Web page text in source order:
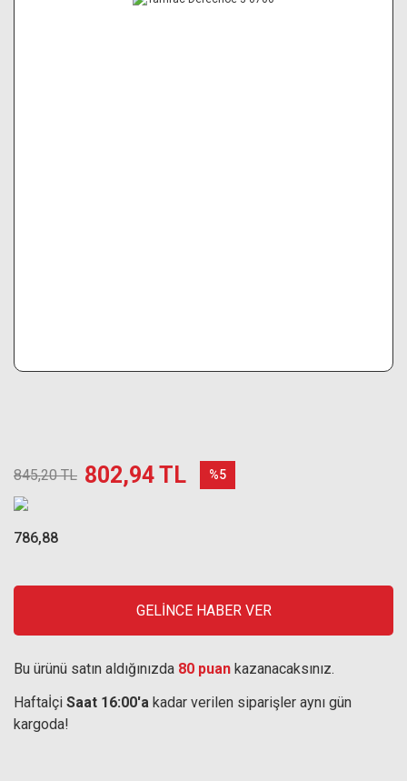
845,20 TL 802,94 TL %5
786,88
GELİNCE HABER VER
Bu ürünü satın aldığınızda 80 puan kazanacaksınız.
Haftaİçi Saat 16:00'a kadar verilen siparişler aynı gün
kargoda!